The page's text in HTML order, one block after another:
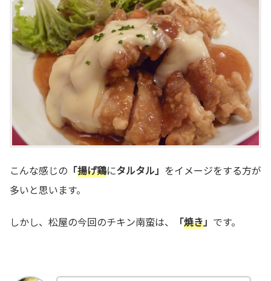
こんな感じの 「揚げ鶏にタルタル」 をイメージをする方が
多いと思います。
しかし、松屋の今回のチキン南蛮は、 「焼き」 です。